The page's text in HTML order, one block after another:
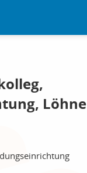
Löhne